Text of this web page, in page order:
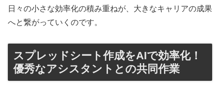
日々の小さな効率化の積み重ねが、大きなキャリアの成果
へと繋がっていくのです。
スプレッドシート作成をAIで効率化！
優秀なアシスタントとの共同作業